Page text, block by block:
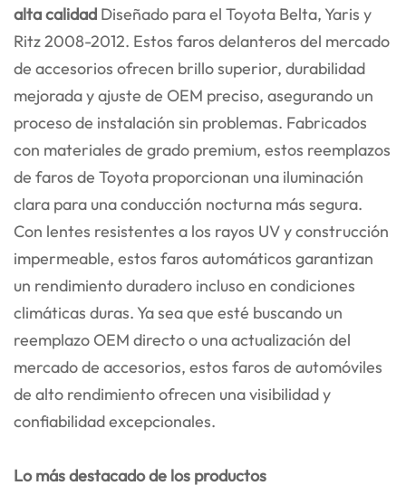
alta calidad Diseñado para el Toyota Belta, Yaris y
Ritz 2008-2012. Estos faros delanteros del mercado
de accesorios ofrecen brillo superior, durabilidad
mejorada y ajuste de OEM preciso, asegurando un
proceso de instalación sin problemas. Fabricados
con materiales de grado premium, estos reemplazos
de faros de Toyota proporcionan una iluminación
clara para una conducción nocturna más segura.
Con lentes resistentes a los rayos UV y construcción
impermeable, estos faros automáticos garantizan
un rendimiento duradero incluso en condiciones
climáticas duras. Ya sea que esté buscando un
reemplazo OEM directo o una actualización del
mercado de accesorios, estos faros de automóviles
de alto rendimiento ofrecen una visibilidad y
confiabilidad excepcionales.
Lo más destacado de los productos